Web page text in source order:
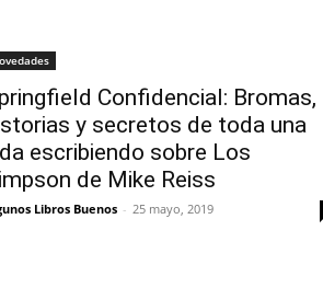
Confidencial: Bromas,
y secretos de toda una
escribiendo sobre Los
de Mike Reiss
Libros Buenos - 25 mayo, 2019